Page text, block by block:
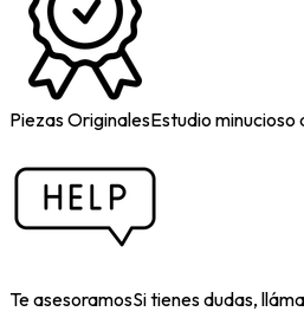
Piezas OriginalesEstudio minucioso
Te asesoramosSi tienes dudas,